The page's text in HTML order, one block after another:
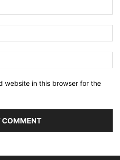
website in this browser for the